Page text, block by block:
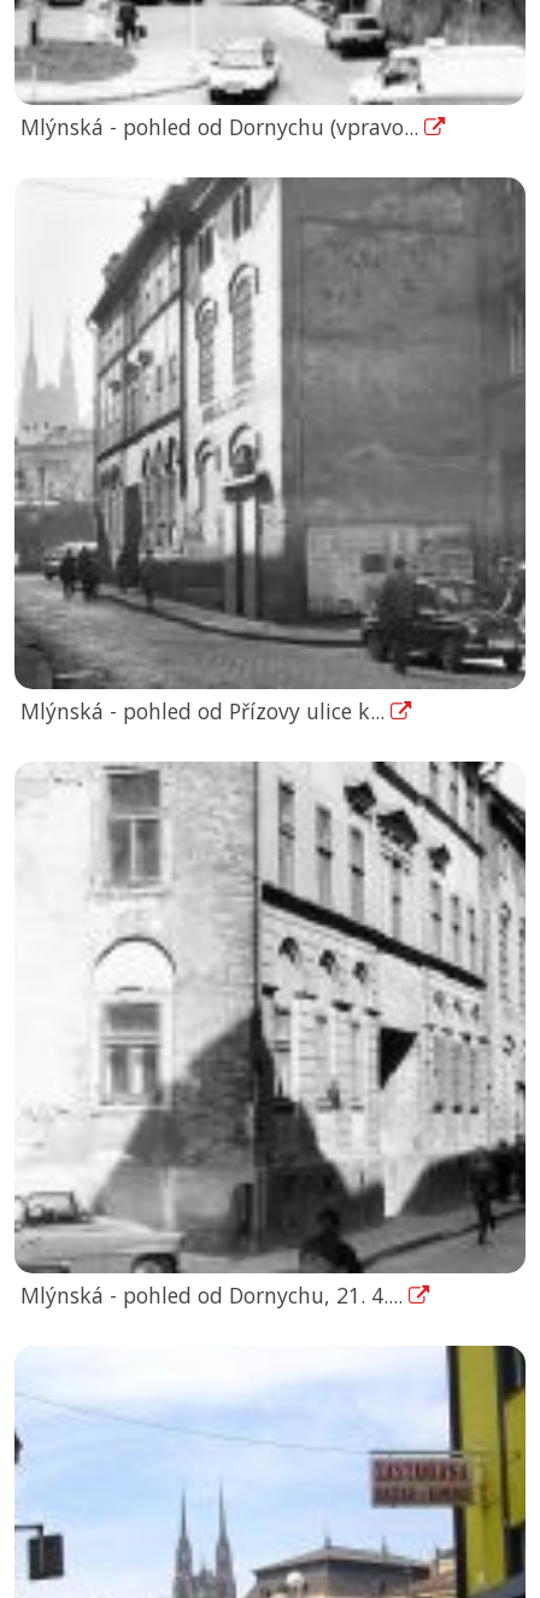
Mlýnská - pohled od Dornychu (vpravo...
Mlýnská - pohled od Přízovy ulice k...
Mlýnská - pohled od Dornychu, 21. 4....